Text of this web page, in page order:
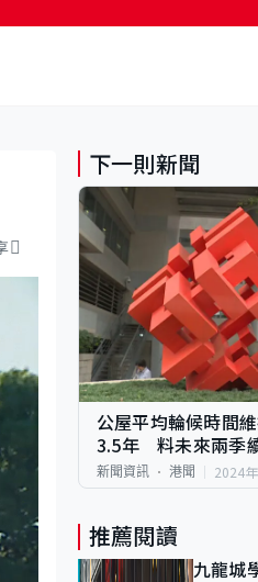
下一則新聞
公屋平均輪候時間
3.5年 料未來兩季
新聞資訊 港聞 2024
推薦閱讀
九龍城